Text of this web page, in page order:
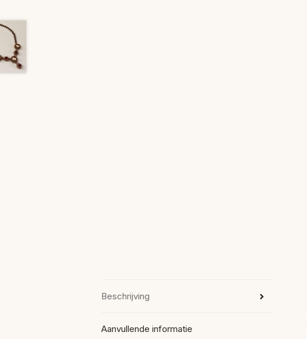
Beschrijving
Aanvullende informatie